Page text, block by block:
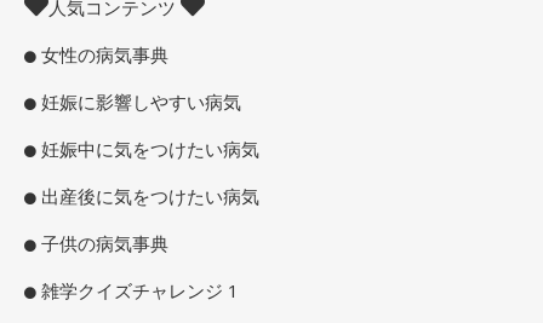
人気コンテンツ
女性の病気事典
妊娠に影響しやすい病気
妊娠中に気をつけたい病気
出産後に気をつけたい病気
子供の病気事典
雑学クイズチャレンジ 1